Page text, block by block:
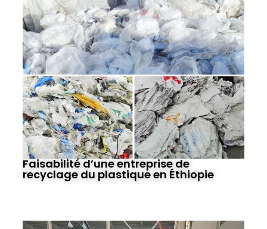
Faisabilité d’une entreprise de
recyclage du plastique en Éthiopie